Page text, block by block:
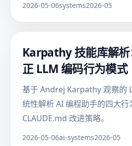
2026-05-06systems2026-05
Karpathy 技能库解
正 LLM 编码行为模式
基于 Andrej Karpathy 观察的
统性解析 AI 编程助手的四大行
CLAUDE.md 改进策略。
2026-05-06ai-systems2026-05